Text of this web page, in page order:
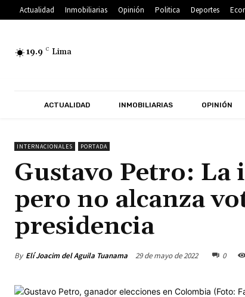
Actualidad Inmobiliarias Opinión Politica Deportes
19.9 C Lima
ACTUALIDAD INMOBILIARIAS OPINIÓN
INTERNACIONALES PORTADA
Gustavo Petro: La
pero no alcanza
presidencia
By Elí Joacim del Aguila Tuanama 29 de mayo de 2022 0